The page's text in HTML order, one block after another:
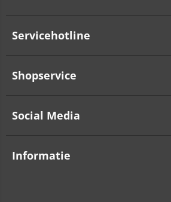
Servicehotline
Shopservice
Social Media
Informatie